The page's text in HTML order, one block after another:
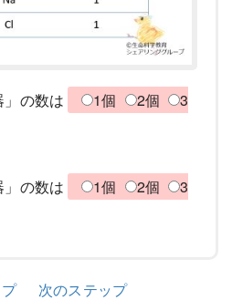
の数は 1個 2個
3
の数は
1個 2個
3
次のステップ